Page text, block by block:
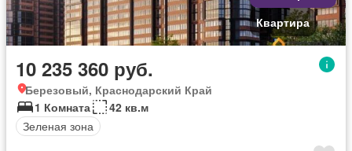
Квартира
10 235 360 руб.
Березовый, Краснодарский Край
1 Комната
42 кв.м
Зеленая зона